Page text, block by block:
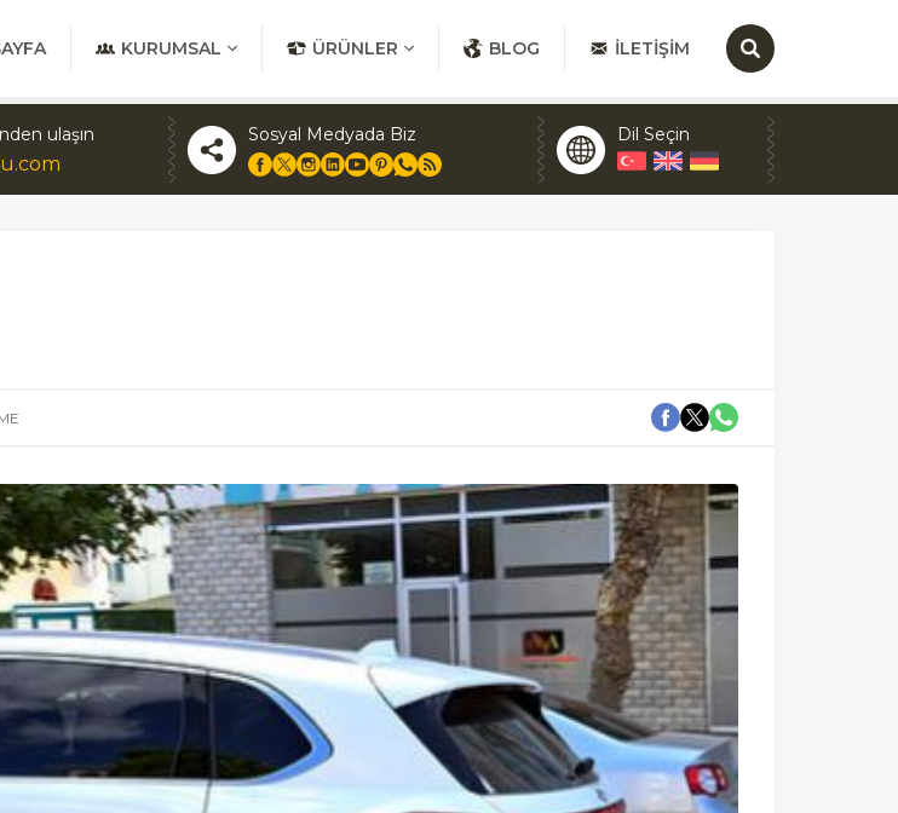
KURUMSAL ÜRÜNLER BLOG İLETIŞIM
ulaşın Sosyal Medyada Biz Dil Seçin